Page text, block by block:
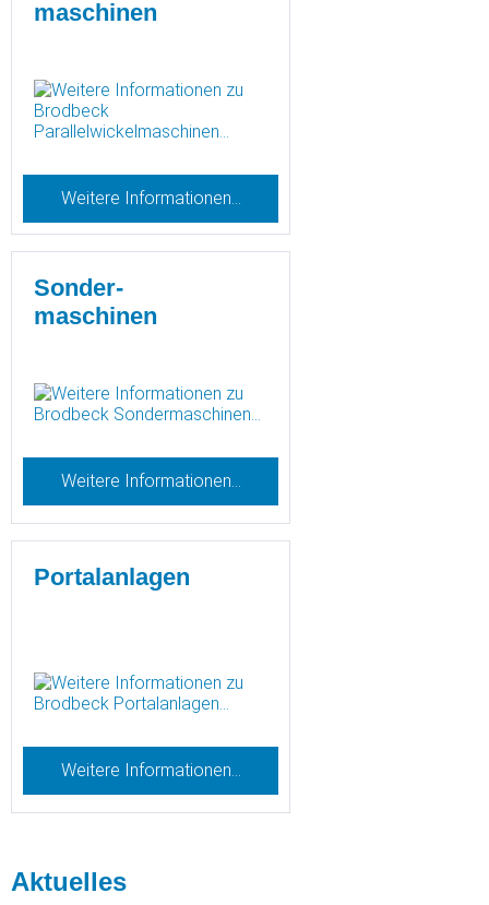
maschinen
Weitere Informationen…
Sonder-
maschinen
Weitere Informationen…
Portalanlagen
Weitere Informationen…
Aktuelles